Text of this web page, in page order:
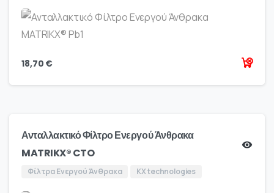
18,70 €
Ανταλλακτικό Φίλτρο Ενεργού Άνθρακα
MATRIKX® CTO
Φίλτρα Ενεργού Άνθρακα KX technologies